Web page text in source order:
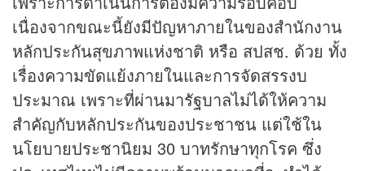
เนื่องจากขณะนี้ยังมีปัญหาภายในของสำนักงาน
หลักประกันสุขภาพแห่งชาติ หรือ สปสช. ด้วย ทั้ง
เรื่องความขัดแย้งภายในและการจัดสรรงบ
ประมาณ เพราะที่ผ่านมารัฐบาลไม่ได้ให้ความ
สำคัญกับหลักประกันของประชาชน แต่ใช้ใน
นโยบายประชานิยม 30 บาทรักษาทุกโรค ซึ่ง